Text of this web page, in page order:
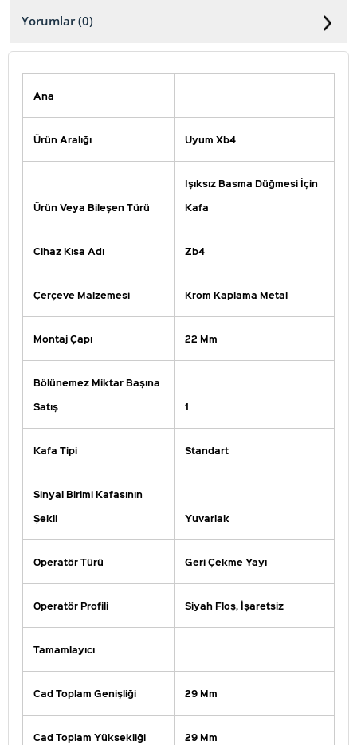
Yorumlar (0)
Ana
Ürün Aralığı Uyum Xb4
Ürün Veya Bileşen Türü
Işıksız Basma Düğmesi İçin
Kafa
Cihaz Kısa Adı Zb4
Çerçeve Malzemesi Krom Kaplama Metal
Montaj Çapı 22 Mm
Bölünemez Miktar Başına
Satış
1
Kafa Tipi Standart
Sinyal Birimi Kafasının
Şekli
Yuvarlak
Operatör Türü Geri Çekme Yayı
Operatör Profili Siyah Floş, İşaretsiz
Tamamlayıcı
Cad Toplam Genişliği 29 Mm
Cad Toplam Yüksekliği 29 Mm